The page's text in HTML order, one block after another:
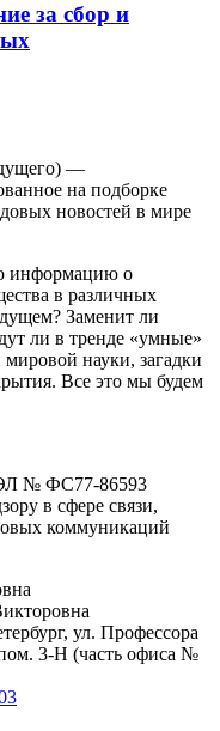
за сбор и
—
на подборке
новостей в мире
информацию о
в различных
Заменит ли
ли в тренде «умные»
науки, загадки
Все это мы будем
№ ФС77-86593
в сфере связи,
коммуникаций
ул. Профессора
3-Н (часть офиса №